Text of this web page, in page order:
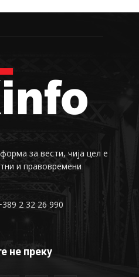
за вести, чија цел е
и правовремени
2 32 26 990
не преку